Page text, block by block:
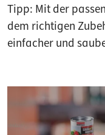
Tipp: Mit der
dem richtigen
einfacher und